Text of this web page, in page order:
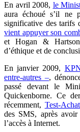
En avril 2008, le
aura échoué s’il ne
significative des tarifs
vient appuyer son
et Hogan &
d’éthique et de
En janvier 2009,
entre-autres –,
passé devant le
Quickenborne. Ce
récemment, Test-
des SMS, après
l’accès à Internet.